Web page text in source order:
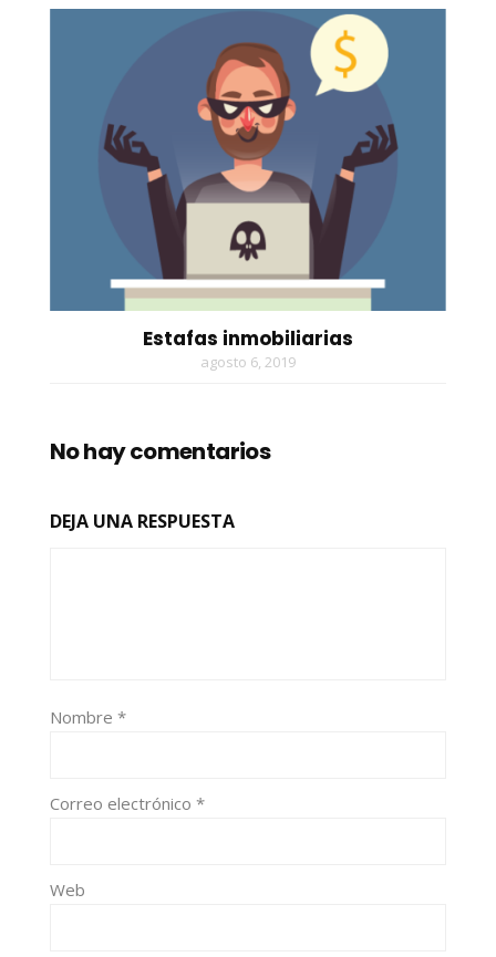
Estafas inmobiliarias
agosto 6, 2019
No hay comentarios
DEJA UNA RESPUESTA
Nombre *
Correo electrónico *
Web